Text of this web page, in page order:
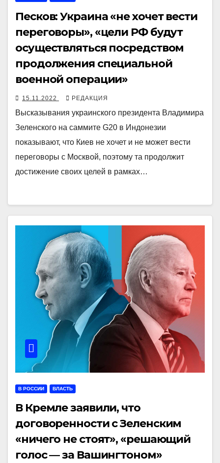
Песков: Украина «не хочет вести
переговоры», «цели РФ будут
осуществляться посредством
продолжения специальной
военной операции»
15.11.2022 РЕДАКЦИЯ
Высказывания украинского президента Владимира
Зеленского на саммите G20 в Индонезии
показывают, что Киев не хочет и не может вести
переговоры с Москвой, поэтому та продолжит
достижение своих целей в рамках…
В РОССИИ ВЛАСТЬ
В Кремле заявили, что
договоренности с Зеленским
«ничего не стоят», «решающий
голос — за Вашингтоном»